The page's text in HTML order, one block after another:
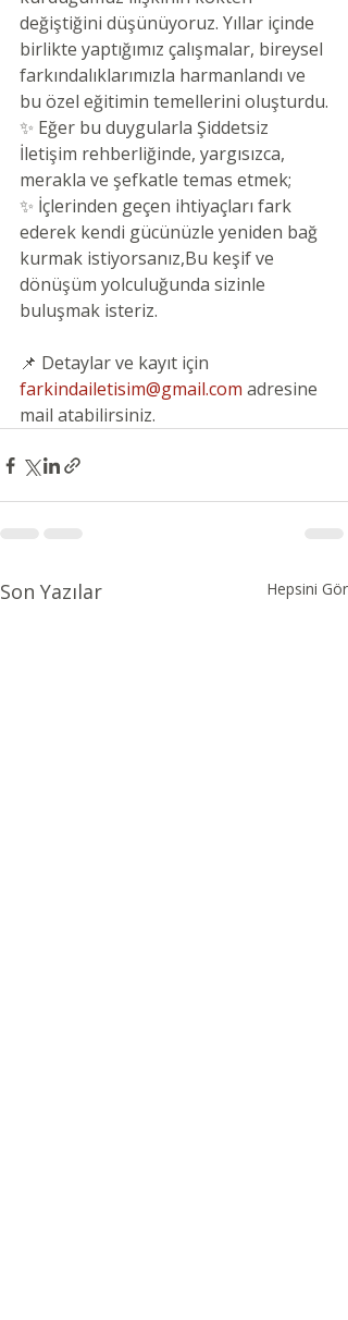
değiştiğini düşünüyoruz. Yıllar içinde
birlikte yaptığımız çalışmalar, bireysel
farkındalıklarımızla harmanlandı ve
bu özel eğitimin temellerini oluşturdu.
✨ Eğer bu duygularla Şiddetsiz
İletişim rehberliğinde, yargısızca,
merakla ve şefkatle temas etmek;
✨ İçlerinden geçen ihtiyaçları fark
ederek kendi gücünüzle yeniden bağ
kurmak istiyorsanız,Bu keşif ve
dönüşüm yolculuğunda sizinle
buluşmak isteriz.
📌 Detaylar ve kayıt için
farkindailetisim@gmail.com adresine
mail atabilirsiniz.
Son Yazılar Hepsini Gör